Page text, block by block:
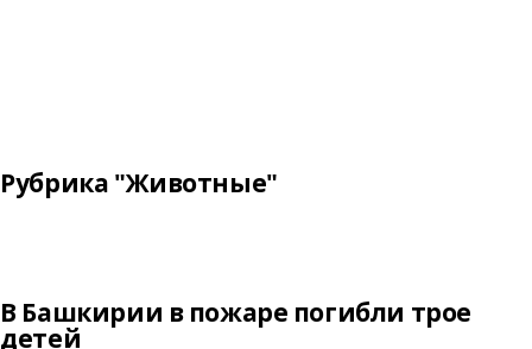
Рубрика "Животные"
В Башкирии в пожаре погибли трое
детей